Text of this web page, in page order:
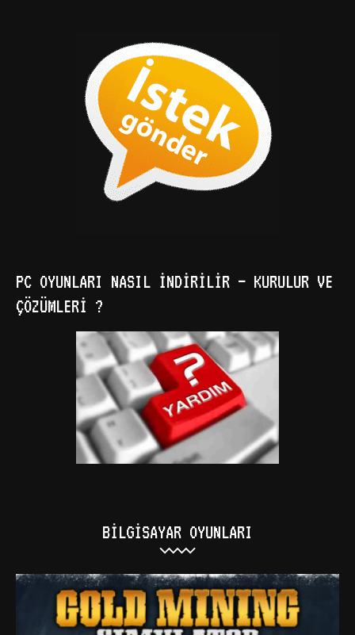
PC OYUNLARI NASIL İNDIRILIR – KURULUR VE
ÇÖZÜMLERI ?
BILGISAYAR OYUNLARI